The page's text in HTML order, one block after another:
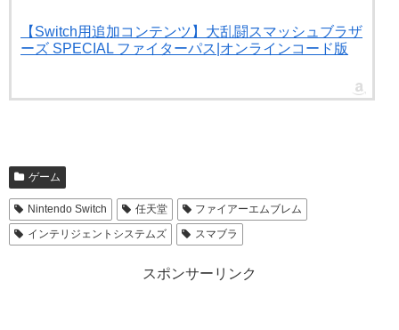
【Switch用追加コンテンツ】大乱闘スマッシュブラザ
ーズ SPECIAL ファイターパス|オンラインコード版
ゲーム
Nintendo Switch 任天堂
ファイアーエムブレム
インテリジェントシステムズ
スマブラ
スポンサーリンク